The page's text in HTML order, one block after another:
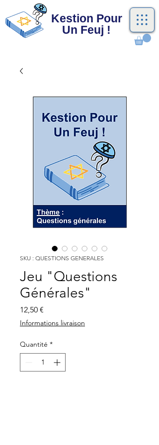
Kestion Pour
Un Feuj !
SKU : QUESTIONS GENERALES
Jeu "Questions
Générales"
12,50 €
Informations livraison
Quantité *